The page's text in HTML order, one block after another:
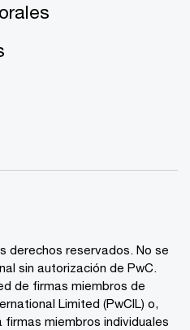
derechos reservados. No se
sin autorización de PwC.
de firmas miembros de
Limited (PwCIL) o,
miembros individuales